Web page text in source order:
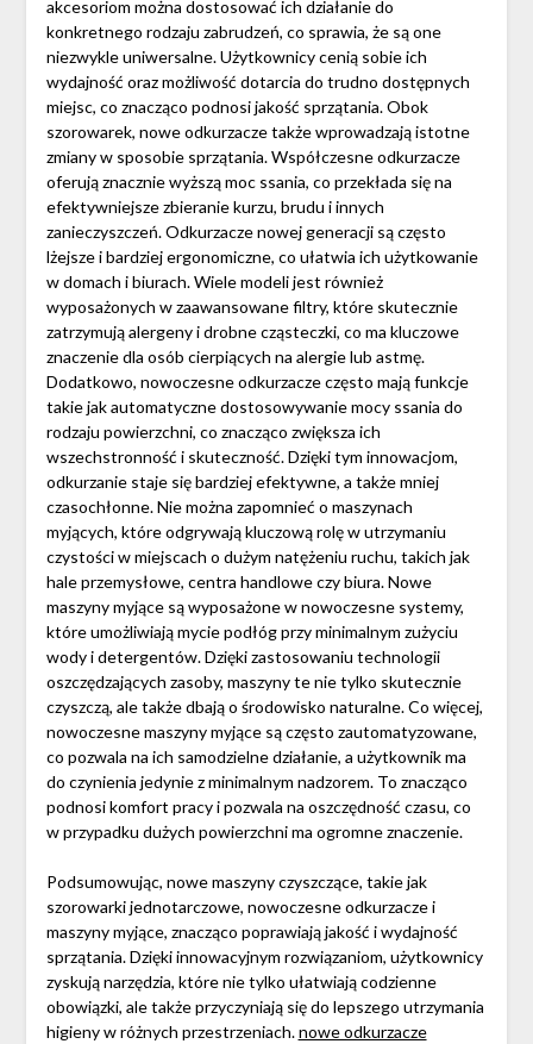
akcesoriom można dostosować ich działanie do
konkretnego rodzaju zabrudzeń, co sprawia, że są one
niezwykle uniwersalne. Użytkownicy cenią sobie ich
wydajność oraz możliwość dotarcia do trudno dostępnych
miejsc, co znacząco podnosi jakość sprzątania. Obok
szorowarek, nowe odkurzacze także wprowadzają istotne
zmiany w sposobie sprzątania. Współczesne odkurzacze
oferują znacznie wyższą moc ssania, co przekłada się na
efektywniejsze zbieranie kurzu, brudu i innych
zanieczyszczeń. Odkurzacze nowej generacji są często
lżejsze i bardziej ergonomiczne, co ułatwia ich użytkowanie
w domach i biurach. Wiele modeli jest również
wyposażonych w zaawansowane filtry, które skutecznie
zatrzymują alergeny i drobne cząsteczki, co ma kluczowe
znaczenie dla osób cierpiących na alergie lub astmę.
Dodatkowo, nowoczesne odkurzacze często mają funkcje
takie jak automatyczne dostosowywanie mocy ssania do
rodzaju powierzchni, co znacząco zwiększa ich
wszechstronność i skuteczność. Dzięki tym innowacjom,
odkurzanie staje się bardziej efektywne, a także mniej
czasochłonne. Nie można zapomnieć o maszynach
myjących, które odgrywają kluczową rolę w utrzymaniu
czystości w miejscach o dużym natężeniu ruchu, takich jak
hale przemysłowe, centra handlowe czy biura. Nowe
maszyny myjące są wyposażone w nowoczesne systemy,
które umożliwiają mycie podłóg przy minimalnym zużyciu
wody i detergentów. Dzięki zastosowaniu technologii
oszczędzających zasoby, maszyny te nie tylko skutecznie
czyszczą, ale także dbają o środowisko naturalne. Co więcej,
nowoczesne maszyny myjące są często zautomatyzowane,
co pozwala na ich samodzielne działanie, a użytkownik ma
do czynienia jedynie z minimalnym nadzorem. To znacząco
podnosi komfort pracy i pozwala na oszczędność czasu, co
w przypadku dużych powierzchni ma ogromne znaczenie.
Podsumowując, nowe maszyny czyszczące, takie jak
szorowarki jednotarczowe, nowoczesne odkurzacze i
maszyny myjące, znacząco poprawiają jakość i wydajność
sprzątania. Dzięki innowacyjnym rozwiązaniom, użytkownicy
zyskują narzędzia, które nie tylko ułatwiają codzienne
obowiązki, ale także przyczyniają się do lepszego utrzymania
higieny w różnych przestrzeniach.nowe odkurzacze